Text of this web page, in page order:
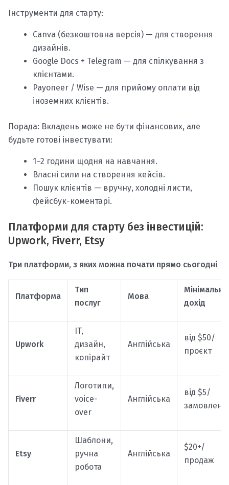
Інструменти для старту:
Canva (безкоштовна версія) — для створення
дизайнів.
Google Docs + Telegram — для спілкування з
клієнтами.
Payoneer / Wise — для прийому оплати від
іноземних клієнтів.
Порада: Вкладень може не бути фінансових, але
будьте готові інвестувати:
1–2 години щодня на навчання.
Власні сили на створення кейсів.
Пошук клієнтів — вручну, холодні листи,
фейсбук-коментарі.
Платформи для старту без інвестицій:
Upwork, Fiverr, Etsy
Три платформи, з яких можна почати прямо сьогодні
Платформа
Тип
послуг
Мова
дохід
Upwork
IT,
дизайн,
копірайт
Англійська
від $50/
проєкт
Fiverr
Логотипи,
voice-
over
Англійська
від $5/
Etsy
Шаблони,
ручна
робота
Англійська
$20+/
продаж